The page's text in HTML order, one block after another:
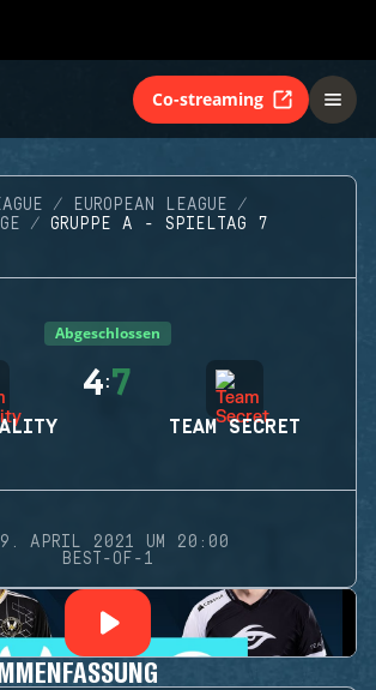
Co-streaming
EUROPEAN LEAGUE
GRUPPE A - SPIELTAG 7
Abgeschlossen
4:7
TEAM SECRET
APRIL 2021 UM 20:00
BEST-OF-1